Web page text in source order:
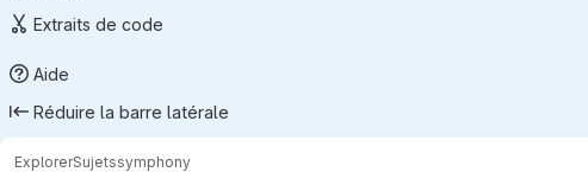
Extraits de code
Aide
Réduire la barre latérale
ExplorerSujetssymphony